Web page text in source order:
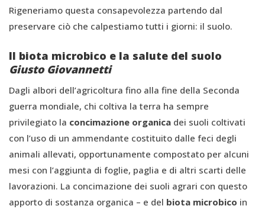
Rigeneriamo questa consapevolezza partendo dal
preservare ciò che calpestiamo tutti i giorni: il suolo.
Il biota microbico e la salute del suolo
Giusto Giovannetti
Dagli albori dell’agricoltura fino alla fine della Seconda
guerra mondiale, chi coltiva la terra ha sempre
privilegiato la concimazione organica dei suoli coltivati
con l’uso di un ammendante costituito dalle feci degli
animali allevati, opportunamente compostato per alcuni
mesi con l’aggiunta di foglie, paglia e di altri scarti delle
lavorazioni. La concimazione dei suoli agrari con questo
apporto di sostanza organica – e del biota microbico in